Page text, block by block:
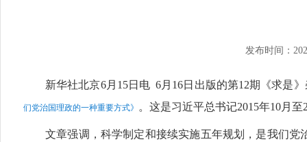
发布时间：
新华社北京6月15日电 6月16日出版的第12期《求是
们党治国理政的一种重要方式》 。这是习近平总书记2015年10月
文章强调，科学制定和接续实施五年规划，是我们